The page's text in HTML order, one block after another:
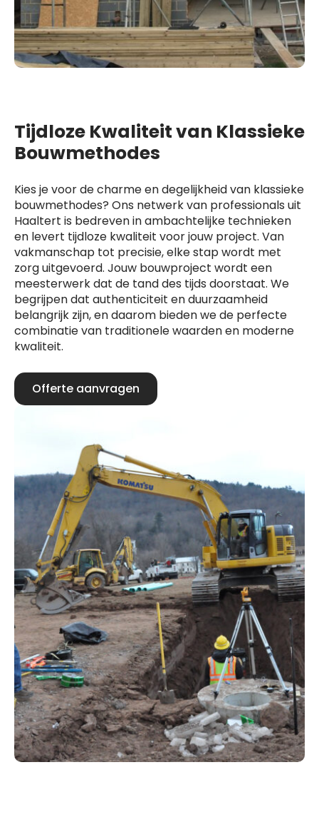
Tijdloze Kwaliteit van Klassieke
Bouwmethodes
Kies je voor de charme en degelijkheid van klassieke
bouwmethodes? Ons netwerk van professionals uit
Haaltert is bedreven in ambachtelijke technieken
en levert tijdloze kwaliteit voor jouw project. Van
vakmanschap tot precisie, elke stap wordt met
zorg uitgevoerd. Jouw bouwproject wordt een
meesterwerk dat de tand des tijds doorstaat. We
begrijpen dat authenticiteit en duurzaamheid
belangrijk zijn, en daarom bieden we de perfecte
combinatie van traditionele waarden en moderne
kwaliteit.
Offerte aanvragen